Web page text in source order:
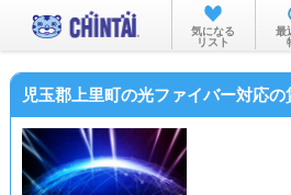
お部屋を探す
沿線・
気になる
リスト
最
児玉郡上里町の光ファイバー対応